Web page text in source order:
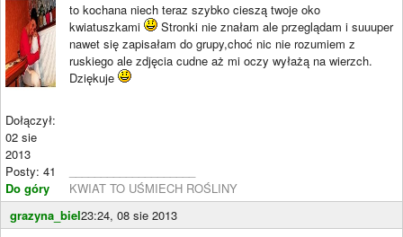
Dołączył:
02 sie
2013
Posty: 41
Do góry
to kochana niech teraz szybko cieszą twoje oko
kwiatuszkami
Stronki nie znałam ale przeglądam i suuuper
nawet się zapisałam do grupy,choć nic nie rozumiem z
ruskiego ale zdjęcia cudne aż mi oczy wyłażą na wierzch.
Dziękuje
KWIAT TO UŚMIECH ROŚLINY
grazyna_biel23:24, 08 sie 2013